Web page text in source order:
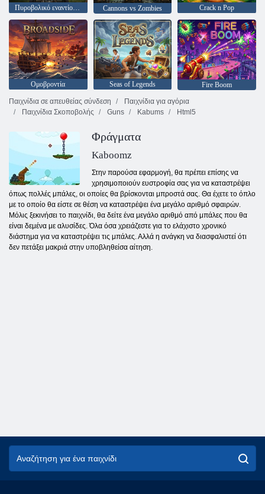
Πυροβολικό εναντίον τανκς Cannons vs Zombies Crack n Pop
Ομοβροντία Seas of Legends
Fire Boom
Παιχνίδια σε απευθείας σύνδεση
Παιχνίδια για αγόρια
Παιχνίδια Σκοποβολής
Guns Kabums Html5
Φράγματα
Kaboomz
Στην παρούσα εφαρμογή, θα πρέπει επίσης να
χρησιμοποιούν ευστροφία σας για να καταστρέψει
όπως πολλές μπάλες, οι οποίες θα βρίσκονται μπροστά σας. Θα έχετε το όπλο
με το οποίο θα είστε σε θέση να καταστρέψει ένα μεγάλο αριθμό σφαιρών.
Μόλις ξεκινήσει το παιχνίδι, θα δείτε ένα μεγάλο αριθμό από μπάλες που θα
είναι δεμένα με αλυσίδες. Όλα όσα χρειάζεστε για το ελάχιστο χρονικό
διάστημα για να καταστρέψει τις μπάλες. Αλλά η ανάγκη να διασφαλιστεί ότι
δεν πετάξει μακριά στην υποβληθείσα αίτηση.